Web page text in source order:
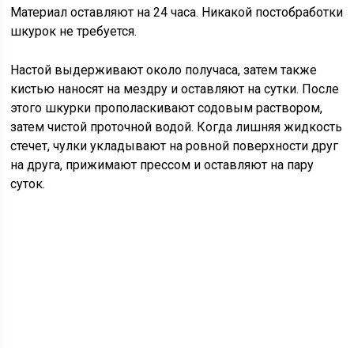
Материал оставляют на 24 часа. Никакой постобработки
шкурок не требуется.
Настой выдерживают около получаса, затем также
кистью наносят на мездру и оставляют на сутки. После
этого шкурки прополаскивают содовым раствором,
затем чистой проточной водой. Когда лишняя жидкость
стечет, чулки укладывают на ровной поверхности друг
на друга, прижимают прессом и оставляют на пару
суток.